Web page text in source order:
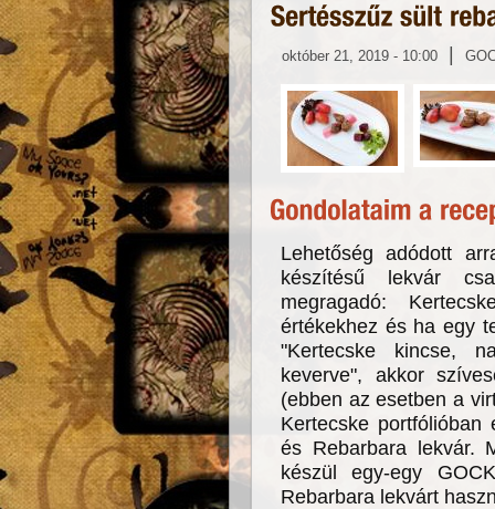
október 21, 2019 - 10:00 |
Lehetőség adódott
készítésű lekvár
megragadó:
értékekhez és ha egy
"Kertecske kincse,
keverve", akkor
(ebben az esetben a
Kertecske portfólióban
és Rebarbara lekvár.
készül egy-egy
Rebarbara lekvárt